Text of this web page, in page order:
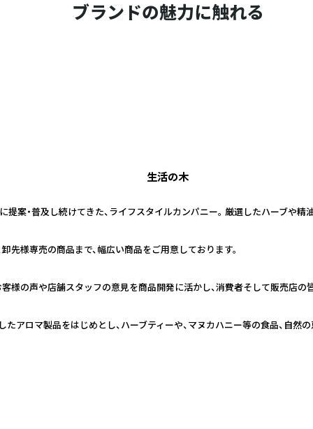
ブランドの魅力に触れる
生活の木
に提案・普及し続けてきた、ライフスタイルカンパニー。 厳選したハーブや
先様専売の商品まで、幅広い商品をご用意しております。
様の声や店舗スタッフの意見を商品開発に活かし、消費者そして販売店の
たアロマ製品をはじめとし、ハーブティーや、マヌカハニー等の食品、自然